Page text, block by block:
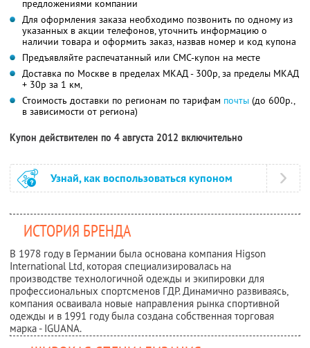
предложениями компании
Для оформления заказа необходимо позвонить по одному из
указанных в акции телефонов, уточнить информацию о
наличии товара и оформить заказ, назвав номер и код купона
Предъявляйте распечатанный или СМС-купон на месте
Доставка по Москве в пределах МКАД - 300р, за пределы МКАД
+ 30р за 1 км,
Стоимость доставки по регионам по тарифам почты (до 600р.,
в зависимости от региона)
Купон действителен по 4 августа 2012 включительно
Узнай, как воспользоваться купоном
ИСТОРИЯ БРЕНДА
В 1978 году в Германии была основана компания Higson
International Ltd, которая специализировалась на
производстве технологичной одежды и экипировки для
профессиональных спортсменов ГДР. Динамично развиваясь,
компания осваивала новые направления рынка спортивной
одежды и в 1991 году была создана собственная торговая
марка - IGUANA.